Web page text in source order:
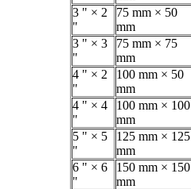
3 " × 2
"
75 mm × 50
mm
3 " × 3
"
75 mm × 75
mm
4 " × 2
"
100 mm × 50
mm
4 " × 4
"
100 mm × 100
mm
5 " × 5
"
125 mm × 125
mm
6 " × 6
"
150 mm × 150
mm